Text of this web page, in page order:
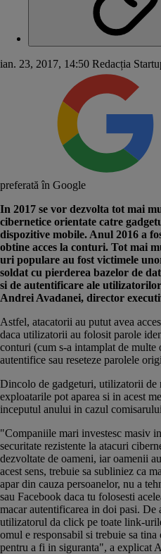
ian. 23, 2017, 14:50 Redacția
preferată în Google
In 2017 se vor dezvolta tot mai
cibernetice orientate catre
dispozitive mobile. Anul 2016 a
obtine acces la conturi. Tot mai
uri populare au fost victimele
soldat cu pierderea bazelor de
si de autentificare ale
Andrei Avadanei, director
Astfel, atacatorii au putut avea
daca utilizatorii au folosit parole
conturi (cum s-a intamplat de multe
autentifice sau reseteze parolele
Dincolo de gadgeturi, utilizatorii de
exploatarile pot aparea si in acest
inceputul anului in cazul
"Companiile mari investesc masiv
securitate rezistente la atacuri
dezvoltate de oameni, iar oamenii
acest sens, trebuie sa subliniez ca
apar din cauza persoanelor, nu a
sau Facebook daca tu folosesti
macar autentificarea in doi pasi. De
utilizatorul da click pe toate link-
omul e responsabil si trebuie sa
pentru a fi in siguranta", a explicat